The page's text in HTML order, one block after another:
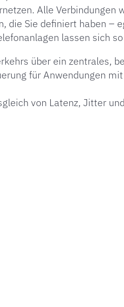
Alle Verbindungen
Sie definiert haben –
lassen sich
über ein zentrales,
für Anwendungen
von Latenz, Jitter